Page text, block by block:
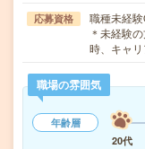
応募資格
職種未経
＊未経験
時、キャ
職場の雰囲気
年齢層
20代